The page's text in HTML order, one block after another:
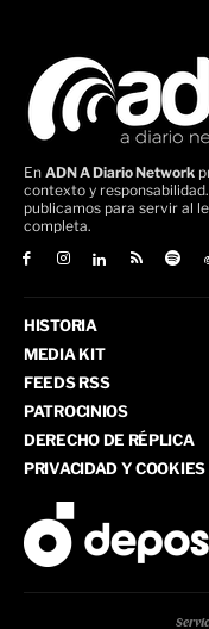
En ADN A Diario Network
contexto y
publicamos para servir al
completa.
HISTORIA
MEDIA KIT
FEEDS RSS
PATROCINIOS
DERECHO DE RÉPLICA
PRIVACIDAD Y COOKIES